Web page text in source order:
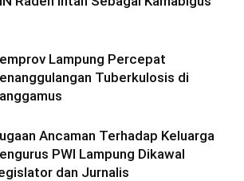
Lampung Percepat
Tuberkulosis di
Ancaman Terhadap Keluarga
PWI Lampung Dikawal
dan Jurnalis